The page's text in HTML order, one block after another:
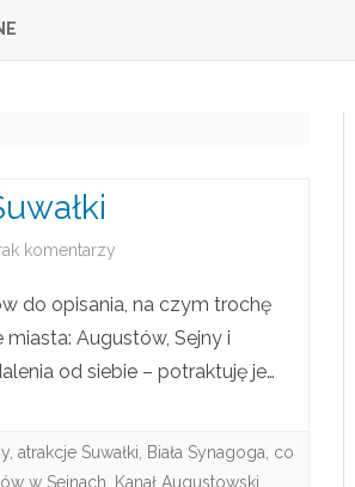
komentarzy
A
u
u
do opisania, na czym trochę
Augustów, Sejny i
od siebie – potraktuję je…
atrakcje Suwałki Biała Synagoga co
w Sejnach Kanał Augustowski